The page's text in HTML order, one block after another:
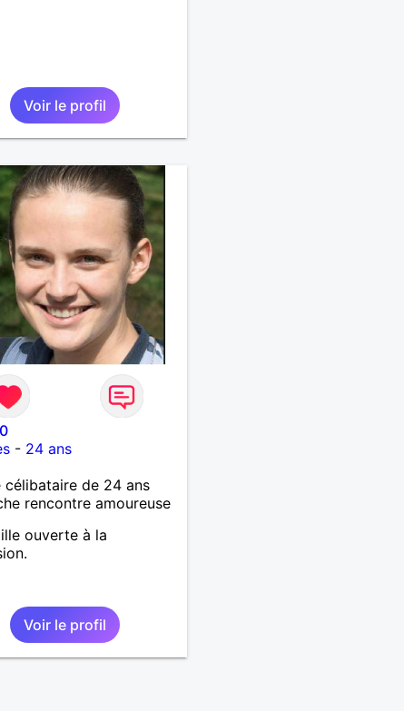
Voir le profil
- 24 ans
célibataire de 24 ans
rencontre amoureuse
ouverte à la
Voir le profil